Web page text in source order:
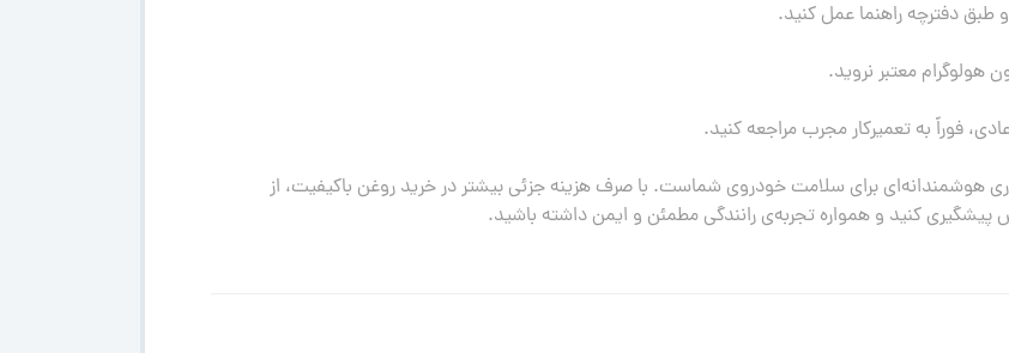
هوشمندانه‌ای برای سلامت خودروی شماست. با صرف هزینه جزئی بیشتر در خرید روغن باکیفیت، از
کنید و همواره تجربه‌ی رانندگی مطمئن و ایمن داشته باشید.